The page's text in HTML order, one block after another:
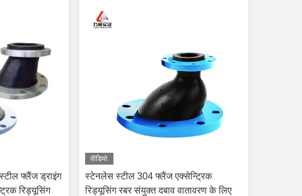
फ्लैंज ड्राइंग
रिड्यूसिंग
वीडियो
स्टेनलेस स्टील 304 फ्लैंज एक्सेन्ट्रिक
रिड्यूसिंग रबर संयुक्त दबाव वातावरण के लिए